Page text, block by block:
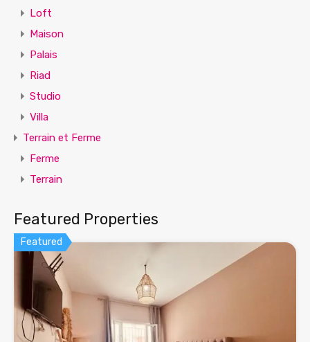
Loft
Maison
Palais
Riad
Studio
Villa
Terrain et Ferme
Ferme
Terrain
Featured Properties
Featured